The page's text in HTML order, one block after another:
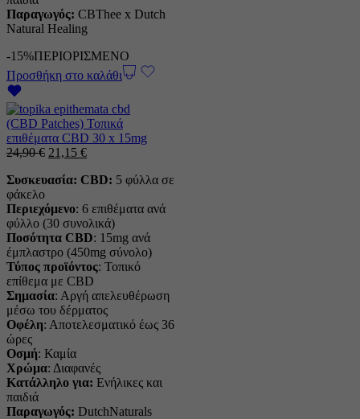
Παραγωγός: CBThee x Dutch
Natural Healing
-15%ΠΕΡΙΟΡΙΣΜΕΝΟ
Προσθήκη στο καλάθι
(CBD Patches) Τοπικά
επιθέματα CBD 30 x 15mg
24,90€ Η
τιμή
24,90 €.
21,15 €Η
τιμή
21,15 €.
Συσκευασία: CBD: 5 φύλλα σε
φάκελο
Περιεχόμενο: 6 επιθέματα ανά
φύλλο (30 συνολικά)
Ποσότητα CBD: 15mg ανά
έμπλαστρο (450mg σύνολο)
Τύπος προϊόντος: Τοπικό
επίθεμα με CBD
Σημασία: Αργή απελευθέρωση
μέσω του δέρματος
Οφέλη: Αποτελεσματικό έως 36
ώρες
Οσμή: Καμία
Χρώμα: Διαφανές
Κατάλληλο για: Ενήλικες και
παιδιά
Παραγωγός: DutchNaturals